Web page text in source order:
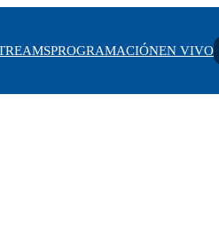
PROGRAMACIÓNEN VIVO